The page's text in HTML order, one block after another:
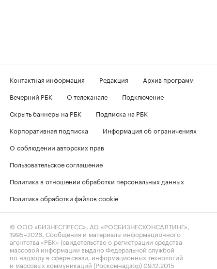
Контактная информация Редакция
Архив программ
Вечерний РБК
О телеканале
Подключение
Скрыть баннеры на РБК
Подписка на РБК
Корпоративная подписка
Информация об ограничениях
О соблюдении авторских прав
Пользовательское соглашение
Политика в отношении обработки персональных данных
Политика обработки файлов cookie
© ООО «БИЗНЕСПРЕСС», АО «РОСБИЗНЕСКОНСАЛТИНГ»,
1995–2026 . Сообщения и материалы информационного
агентства «РБК» (свидетельство о регистрации средства
массовой информации выдано Федеральной службой
по надзору в сфере связи, информационных технологий
и массовых коммуникаций (Роскомнадзор) 09.12.2015